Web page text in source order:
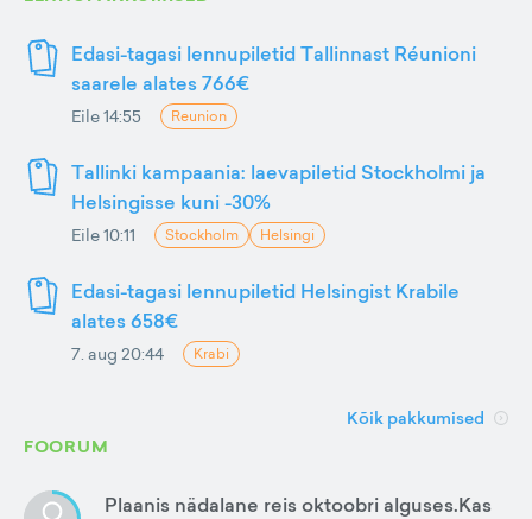
Edasi-tagasi lennupiletid Tallinnast Réunioni
saarele alates 766€
Eile 14:55 Reunion
Tallinki kampaania: laevapiletid Stockholmi ja
Helsingisse kuni -30%
Eile 10:11 Stockholm Helsingi
Edasi-tagasi lennupiletid Helsingist Krabile
alates 658€
7. aug 20:44 Krabi
Kõik pakkumised
FOORUM
Plaanis nädalane reis oktoobri alguses.Kas